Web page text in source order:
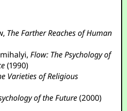
The Farther Reaches of Human
Flow: The Psychology of
(1990)
Varieties of Religious
of the Future(2000)